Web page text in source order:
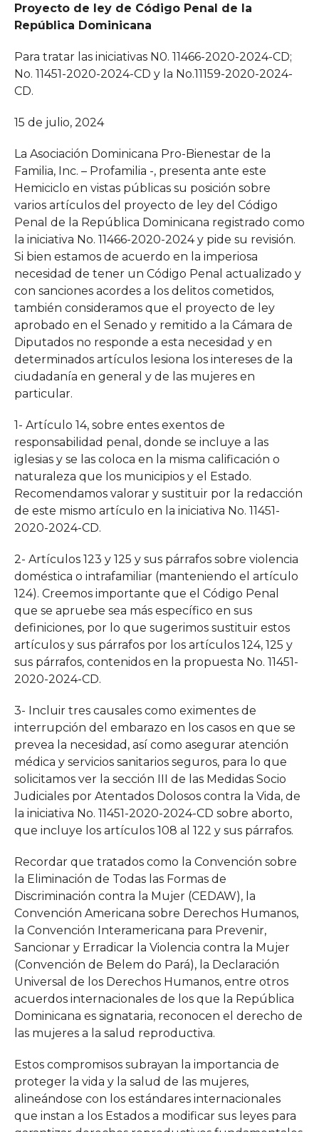
Proyecto de ley de Código Penal de la
República Dominicana
Para tratar las iniciativas N0. 11466-2020-2024-CD;
No. 11451-2020-2024-CD y la No.11159-2020-2024-
CD.
15 de julio, 2024
La Asociación Dominicana Pro-Bienestar de la
Familia, Inc. – Profamilia -, presenta ante este
Hemiciclo en vistas públicas su posición sobre
varios artículos del proyecto de ley del Código
Penal de la República Dominicana registrado como
la iniciativa No. 11466-2020-2024 y pide su revisión.
Si bien estamos de acuerdo en la imperiosa
necesidad de tener un Código Penal actualizado y
con sanciones acordes a los delitos cometidos,
también consideramos que el proyecto de ley
aprobado en el Senado y remitido a la Cámara de
Diputados no responde a esta necesidad y en
determinados artículos lesiona los intereses de la
ciudadanía en general y de las mujeres en
particular.
1- Artículo 14, sobre entes exentos de
responsabilidad penal, donde se incluye a las
iglesias y se las coloca en la misma calificación o
naturaleza que los municipios y el Estado.
Recomendamos valorar y sustituir por la redacción
de este mismo artículo en la iniciativa No. 11451-
2020-2024-CD.
2- Artículos 123 y 125 y sus párrafos sobre violencia
doméstica o intrafamiliar (manteniendo el artículo
124). Creemos importante que el Código Penal
que se apruebe sea más específico en sus
definiciones, por lo que sugerimos sustituir estos
artículos y sus párrafos por los artículos 124, 125 y
sus párrafos, contenidos en la propuesta No. 11451-
2020-2024-CD.
3- Incluir tres causales como eximentes de
interrupción del embarazo en los casos en que se
prevea la necesidad, así como asegurar atención
médica y servicios sanitarios seguros, para lo que
solicitamos ver la sección III de las Medidas Socio
Judiciales por Atentados Dolosos contra la Vida, de
la iniciativa No. 11451-2020-2024-CD sobre aborto,
que incluye los artículos 108 al 122 y sus párrafos.
Recordar que tratados como la Convención sobre
la Eliminación de Todas las Formas de
Discriminación contra la Mujer (CEDAW), la
Convención Americana sobre Derechos Humanos,
la Convención Interamericana para Prevenir,
Sancionar y Erradicar la Violencia contra la Mujer
(Convención de Belem do Pará), la Declaración
Universal de los Derechos Humanos, entre otros
acuerdos internacionales de los que la República
Dominicana es signataria, reconocen el derecho de
las mujeres a la salud reproductiva.
Estos compromisos subrayan la importancia de
proteger la vida y la salud de las mujeres,
alineándose con los estándares internacionales
que instan a los Estados a modificar sus leyes para